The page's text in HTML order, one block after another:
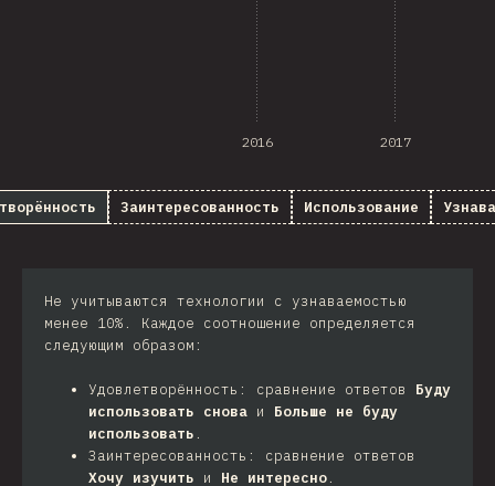
2016 2017
Заинтересованность Использование
Не учитываются технологии с узнаваемостью
менее 10%. Каждое соотношение определяется
следующим образом:
Удовлетворённость: сравнение ответов Буду
использовать снова и Больше не буду
использовать .
Заинтересованность: сравнение ответов
Хочу изучить и Не интересно.